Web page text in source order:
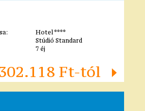
Hotel ****
Stúdió Standard
7 éj
Ft-tól